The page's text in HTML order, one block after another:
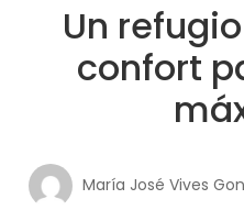
Un
confort
María José Vives